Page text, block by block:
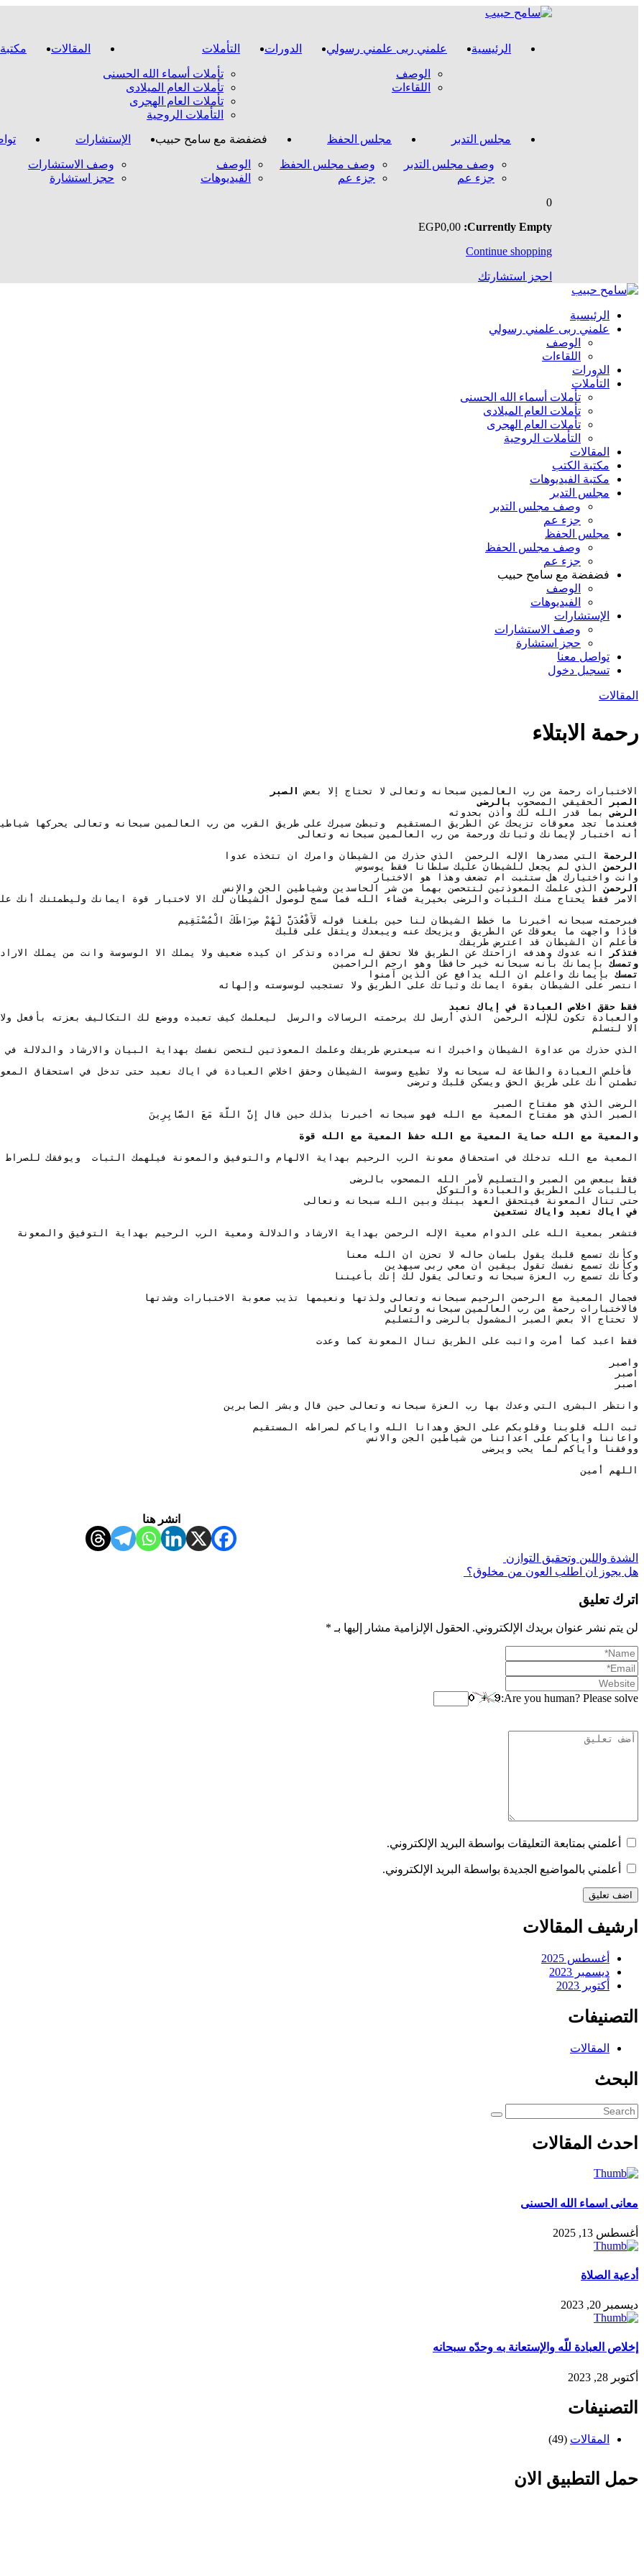
الرئيسية علمني ربى علمني رسولي
الوصف
اللقاءات
الدورات التأملات
تأملات أسماء الله الحسنى
تأملات العام الميلادى
تأملات العام الهجرى
التأملات الروحية
المقالات
مجلس التدبر
وصف مجلس التدبر
جزء عم
مجلس الحفظ
وصف مجلس الحفظ
جزء عم
فضفضة مع سامح حبيب
الوصف
الفيديوهات
الإستشارات
وصف الاستشارات
حجز استشارة
0
Currently Empty:
EGP0,00
Continue shopping
احجز استشارتك
الرئيسية
علمني ربى علمني رسولي
الوصف
اللقاءات
الدورات
التأملات
تأملات أسماء الله الحسنى
تأملات العام الميلادى
تأملات العام الهجرى
التأملات الروحية
المقالات
مكتبة الكتب
مكتبة الفيديوهات
مجلس التدبر
وصف مجلس التدبر
جزء عم
مجلس الحفظ
وصف مجلس الحفظ
جزء عم
فضفضة مع سامح حبيب
الوصف
الفيديوهات
الإستشارات
وصف الاستشارات
حجز استشارة
تواصل معنا
تسجيل دخول
المقالات
رحمة الابتلاء
الاختبارات رحمة من رب العالمين سبحانه وتعالى لا تحتاج إلا بعض الصبر
الصبر
الحقيقي المصحوب
بالرضى
الرضى
بما قدر الله لك وأذن بحدوثه
فعندما تجد معوقات تزيحك عن الطريق المستقيم  وتبطئ سيرك على طريق القرب من رب العالمين سبحانه وتعالى يحركها
أنه اختبار لإيمانك وثباتك ورحمة من رب العالمين سبحانه وتعالى
الرحمة
التي مصدرها الإله الرحمن  الذي حذرك من الشيطان وامرك ان تتخذه عدوا
الرحمن
الذي لم يجعل للشيطان عليك سلطانا فقط يوسوس
وانت واختيارك هل ستثبت ام تضعف وهذا هو الاختبار
الرحمن
الذي علمك المعوذتين لتتحصن بهما من شر الحاسدين وشياطين الجن والإنس
الامر فقط يحتاج منك الثبات والرضى بخيرية قضاء الله فما سمح لوصول الشيطان لك الا لاختبار قوة ايمانك وليطمئنك أنك
فبرحمته سبحانه أخبرنا ما خطط الشيطان لنا حين بلغنا قوله لَأَقْعُدَنَّ لَهُمْ صِرَاطَكَ الْمُسْتَقِيم
فاذا واجهت ما يعوقك عن الطريق  ويزيحك عنه ويبعدك ويثقل على قلبك
فأعلم ان الشيطان قد اعترض طريقك
فتذكر
انه عدوك وهدفه ازاحتك عن الطريق فلا تحقق له مراده وتذكر ان كيده ضعيف ولا يملك الا الوسوسة وانت من يملك
وتمسك
بإيمانك بأنه سبحانه خير حافظا وهو ارحم الراحمين
تمسك
بإيمانك واعلم ان الله يدافع عن الذين آمنوا
انتصر على الشيطان بقوة ايمانك وثباتك على الطريق ولا تستجيب لوسوسته وإلهائه
فقط حقق اخلاص العبادة في إياك نعبد
الا لتسلم
الذي حذرك من عداوة الشيطان واخبرك انه سيعترض طريقك وعلمك المعوذتين لتحصن نفسك بهداية البيان والارشاد والدلالة
فأخلص العبادة والطاعة له سبحانه ولا تطيع وسوسة الشيطان وحقق اخلاص العبادة في اياك نعبد حتى تدخل في استحقاق
تطمئن أنك على طريق الحق ويسكن قلبك وترضى
الرضى الذي هو مفتاح الصبر
الصبر الذي هو مفتاح المعية مع الله فهو سبحانه أخبرنا بذلك حين قال إِنَّ اللَّهَ مَعَ الصَّابِرِينَ
والمعية مع الله حماية المعية مع الله حفظ المعية مع الله قوة
المعية مع الله تدخلك في استحقاق معونة الرب الرحيم بهداية الالهام والتوفيق والمعونة فيلهمك الثبات  ويوفقك
فقط ببعض من الصبر والتسليم لأمر الله المصحوب بالرضى
بالثبات على الطريق والعبادة والتوكل
حتى تنال المعونة فيتحقق العهد بينك وبين الله سبحانه ونعالى
في اياك نعبد واياك نستعين
فتشعر بمعية الله على الدوام معية الإله الرحمن بهداية الارشاد والدلالة ومعية الرب الرحيم بهداية التوفيق والمعونة
وكأنك تسمع قلبك يقول بلسان حاله لا تحزن ان الله معنا
وكأنك تسمع نفسك تقول بيقين ان معي ربى سيهدين
وكأنك تسمع رب العزة سبحانه وتعالى يقول لك إنك بأعيننا
فجمال المعية مع الرحمن الرحيم سبحانه وتعالى ولذتها ونعيمها تذيب صعوبة الاختبارات وشدتها
فالاختبارات رحمة من رب العالمين سبحانه وتعالى
لا تحتاج الا بعض الصبر المشمول بالرضى والتسليم
فقط اعبد كما أمرت واثبت على الطريق تنال المعونة كما وعدت
واصبر
اصبر
اصبر
وانتظر البشرى التي وعدك بها رب العزة سبحانه وتعالى حين قال وبشر الصابرين
ثبت الله قلوبنا وقلوبكم على الحق وهدانا الله واياكم لصراطه المستقيم
واعاننا واياكم على اعدائنا من شياطين الجن والانس
ووفقنا واياكم لما يحب ويرضى
اللهم أمين
انشر هنا
الشدة واللين وتحقيق التوازن
هل يجوز ان اطلب العون من مخلوق؟
اترك تعليق
لن يتم نشر عنوان بريدك الإلكتروني. الحقول الإلزامية مشار إليها بـ *
Are you human? Please solve:
أعلمني بمتابعة التعليقات بواسطة البريد الإلكتروني.
أعلمني بالمواضيع الجديدة بواسطة البريد الإلكتروني.
ارشيف المقالات
أغسطس 2025
ديسمبر 2023
أكتوبر 2023
التصنيفات
المقالات
البحث
احدث المقالات
معانى اسماء الله الحسنى
أغسطس 13, 2025
أدعية الصلاة
ديسمبر 20, 2023
إخلاص العبادة للّه والإستعانة به وحدّه سبحانه
أكتوبر 28, 2023
التصنيفات
المقالات (49)
حمل التطبيق الان